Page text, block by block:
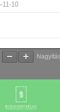
11-10